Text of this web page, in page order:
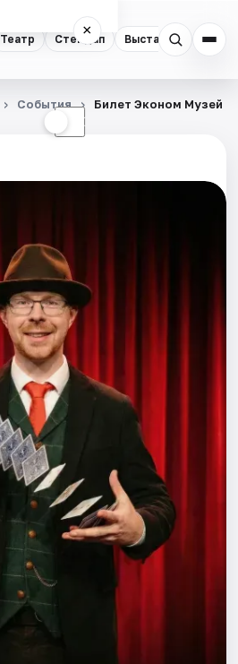
Театр Стендап Выставки
×
☾
События Билет Эконом Музей